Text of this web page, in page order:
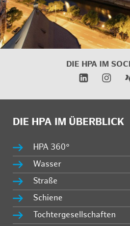
DIE HPA IM
DIE HPA IM ÜBERBLICK
HPA 360°
Wasser
Straße
Schiene
Tochtergesellschaften